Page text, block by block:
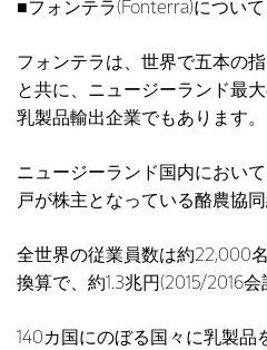
■フォンテラ(Fonterra)について
フォンテラは、世界で五本の
と共に、ニュージーランド最
乳製品輸出企業でもあります。
ニュージーランド国内におい
戸が株主となっている酪農協同
全世界の従業員数は約22,000
換算で、約1.3兆円(2015/2016会
140カ国にのぼる国々に乳製品